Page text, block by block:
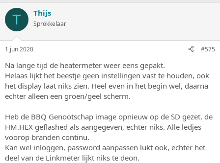
T Thijs
Sprokkelaar
1 jun 2020 #575
Na lange tijd de heatermeter weer eens gepakt.
Helaas lijkt het beestje geen instellingen vast te houden, ook
het display laat niks zien. Heel even in het begin wel, daarna
echter alleen een groen/geel scherm.
Heb de BBQ Genootschap image opnieuw op de SD gezet, de
HM.HEX geflashed als aangegeven, echter niks. Alle ledjes
voorop branden continu.
Kan wel inloggen, password aanpassen lukt ook, echter het
deel van de Linkmeter lijkt niks te deon.